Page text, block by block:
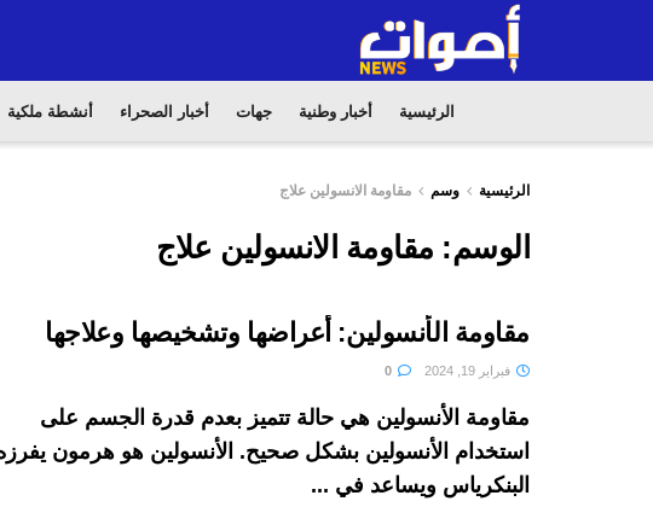
الرئيسية أخبار وطنية جهات أخبار الصحراء أنشطة ملكية
الرئيسية وسم مقاومة الانسولين علاج
الوسم: مقاومة الانسولين علاج
مقاومة الأنسولين: أعراضها وتشخيصها وعلاجها
فبراير 19, 2024
مقاومة الأنسولين هي حالة تتميز بعدم قدرة الجسم على
استخدام الأنسولين بشكل صحيح. الأنسولين هو هرمون
البنكرياس ويساعد في ...